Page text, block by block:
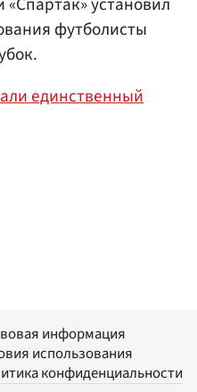
футболисты
единственный
информация
использования
конфиденциальности